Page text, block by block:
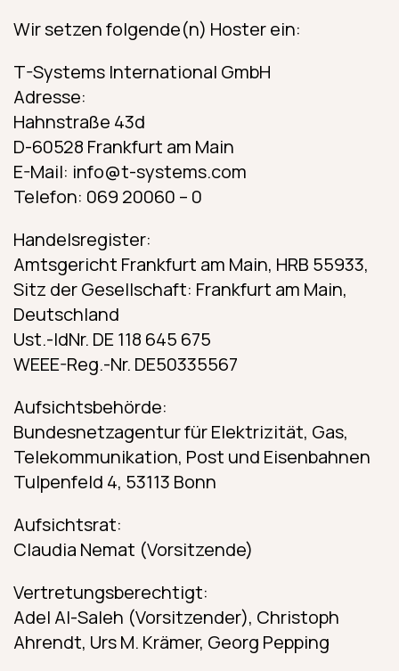
Wir setzen folgende(n) Hoster ein:
T-Systems International GmbH
Adresse:
Hahnstraße 43d
D-60528 Frankfurt am Main
E-Mail: info@t-systems.com
Telefon: 069 20060 – 0
Handelsregister:
Amtsgericht Frankfurt am Main, HRB 55933,
Sitz der Gesellschaft: Frankfurt am Main,
Deutschland
Ust.-IdNr. DE 118 645 675
WEEE-Reg.-Nr. DE50335567
Aufsichtsbehörde:
Bundesnetzagentur für Elektrizität, Gas,
Telekommunikation, Post und Eisenbahnen
Tulpenfeld 4, 53113 Bonn
Aufsichtsrat:
Claudia Nemat (Vorsitzende)
Vertretungsberechtigt:
Adel Al-Saleh (Vorsitzender), Christoph
Ahrendt, Urs M. Krämer, Georg Pepping